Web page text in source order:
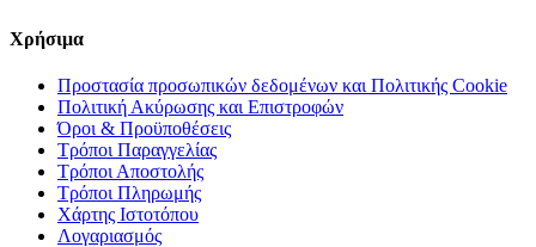
Χρήσιμα
Προστασία προσωπικών δεδομένων και Πολιτικής Cookie
Πολιτική Ακύρωσης και Επιστροφών
Όροι & Προϋποθέσεις
Τρόποι Παραγγελίας
Τρόποι Αποστολής
Τρόποι Πληρωμής
Χάρτης Ιστοτόπου
Λογαριασμός